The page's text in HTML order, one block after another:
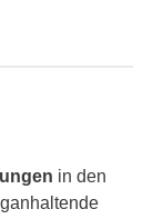
in den